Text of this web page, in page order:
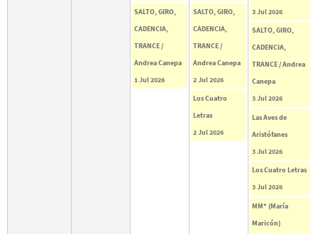
SALTO, GIRO,
CADENCIA,
TRANCE /
Andrea Canepa
1 Jul 2026
SALTO, GIRO,
CADENCIA,
TRANCE /
Andrea Canepa
2 Jul 2026
Los Cuatro
Letras
2 Jul 2026
3 Jul 2026
SALTO, GIRO,
CADENCIA,
TRANCE / Andrea
Canepa
3 Jul 2026
Las Aves de
Aristófanes
3 Jul 2026
Los Cuatro Letras
3 Jul 2026
MM* (María
Maricón)